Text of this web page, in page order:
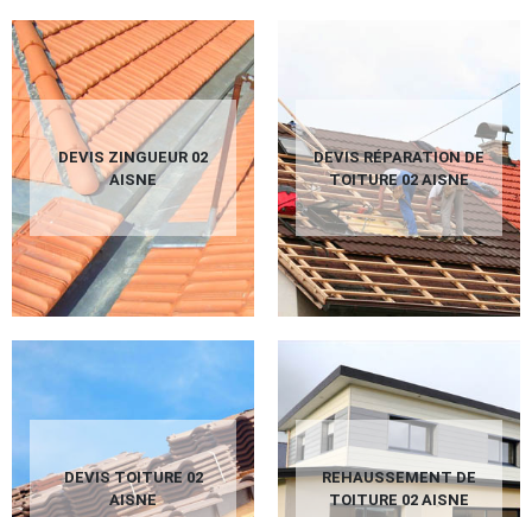
DEVIS ZINGUEUR 02
AISNE
DEVIS RÉPARATION DE
TOITURE 02 AISNE
DEVIS TOITURE 02
AISNE
REHAUSSEMENT DE
TOITURE 02 AISNE